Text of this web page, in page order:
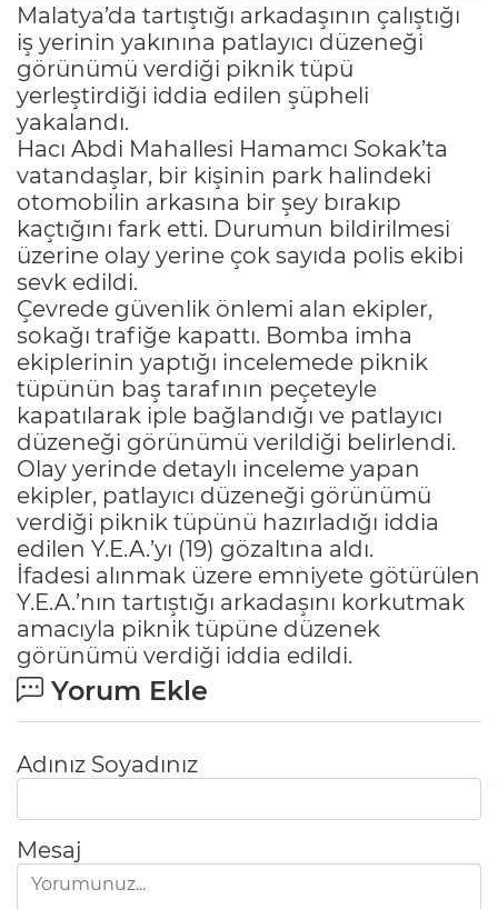
Malatya’da tartıştığı arkadaşının çalıştığı
iş yerinin yakınına patlayıcı düzeneği
görünümü verdiği piknik tüpü
yerleştirdiği iddia edilen şüpheli
yakalandı.
Hacı Abdi Mahallesi Hamamcı Sokak’ta
vatandaşlar, bir kişinin park halindeki
otomobilin arkasına bir şey bırakıp
kaçtığını fark etti. Durumun bildirilmesi
üzerine olay yerine çok sayıda polis ekibi
sevk edildi.
Çevrede güvenlik önlemi alan ekipler,
sokağı trafiğe kapattı. Bomba imha
ekiplerinin yaptığı incelemede piknik
tüpünün baş tarafının peçeteyle
kapatılarak iple bağlandığı ve patlayıcı
düzeneği görünümü verildiği belirlendi.
Olay yerinde detaylı inceleme yapan
ekipler, patlayıcı düzeneği görünümü
verdiği piknik tüpünü hazırladığı iddia
edilen Y.E.A.’yı (19) gözaltına aldı.
İfadesi alınmak üzere emniyete götürülen
Y.E.A.’nın tartıştığı arkadaşını korkutmak
amacıyla piknik tüpüne düzenek
görünümü verdiği iddia edildi.
Yorum Ekle
Adınız Soyadınız
Mesaj